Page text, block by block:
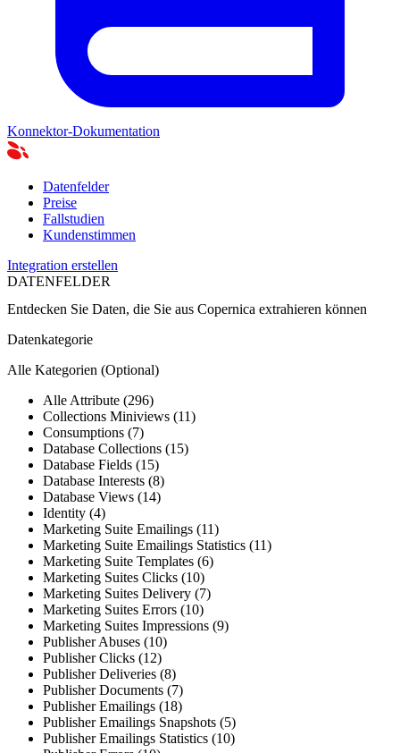
Konnektor-Dokumentation
Datenfelder
Preise
Fallstudien
Kundenstimmen
Integration erstellen
DATENFELDER
Entdecken Sie Daten, die Sie aus Copernica extrahieren können
Datenkategorie
Alle Kategorien (Optional)
Alle Attribute (296)
Collections Miniviews (11)
Consumptions (7)
Database Collections (15)
Database Fields (15)
Database Interests (8)
Database Views (14)
Identity (4)
Marketing Suite Emailings (11)
Marketing Suite Emailings Statistics (11)
Marketing Suite Templates (6)
Marketing Suites Clicks (10)
Marketing Suites Delivery (7)
Marketing Suites Errors (10)
Marketing Suites Impressions (9)
Publisher Abuses (10)
Publisher Clicks (12)
Publisher Deliveries (8)
Publisher Documents (7)
Publisher Emailings (18)
Publisher Emailings Snapshots (5)
Publisher Emailings Statistics (10)